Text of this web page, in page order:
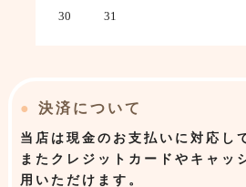
30 31
● 決済について
当店は 現金のお支払いに対応し
またクレジットカードやキャッ
用いただけます。